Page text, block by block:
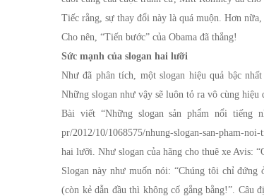
Tiếc rằng, sự thay đổi này là quá muộn. Hơn
Cho nên, “Tiến bước” của Obama đã thắng!
Sức mạnh của slogan hai lưỡi
Như đã phân tích, một slogan hiệu quả bậc
Những slogan như vậy sẽ luôn tỏ ra vô cùng hiệu
Bài viết “Những slogan sản phẩm nổi tiếng
pr/2012/10/1068575/nhung-slogan-san-pham-
hai lưỡi. Như slogan của hãng cho thuê xe Avis:
Slogan này như muốn nói: “Chúng tôi chỉ
(còn kẻ dẫn đầu thì không cố gắng bằng!”. Câu